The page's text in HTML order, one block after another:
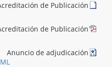
de Publicación
de Publicación
Anuncio de adjudicación